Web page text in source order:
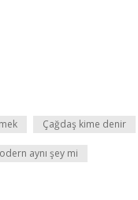
Çağdaş kime denir
aynı şey mi